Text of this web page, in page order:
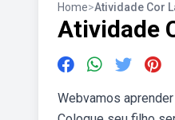
Home>Atividade Cor
Atividade
Webvamos